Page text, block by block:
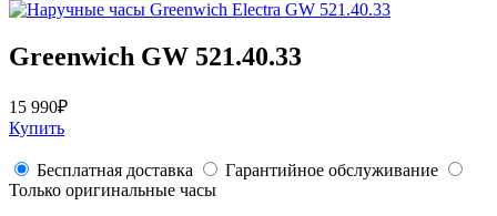
Greenwich GW 521.40.33
15 990₽
Купить
Бесплатная доставка
Гарантийное обслуживание
Только оригинальные часы